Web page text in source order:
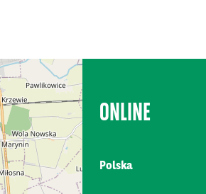
ONLINE
Polska